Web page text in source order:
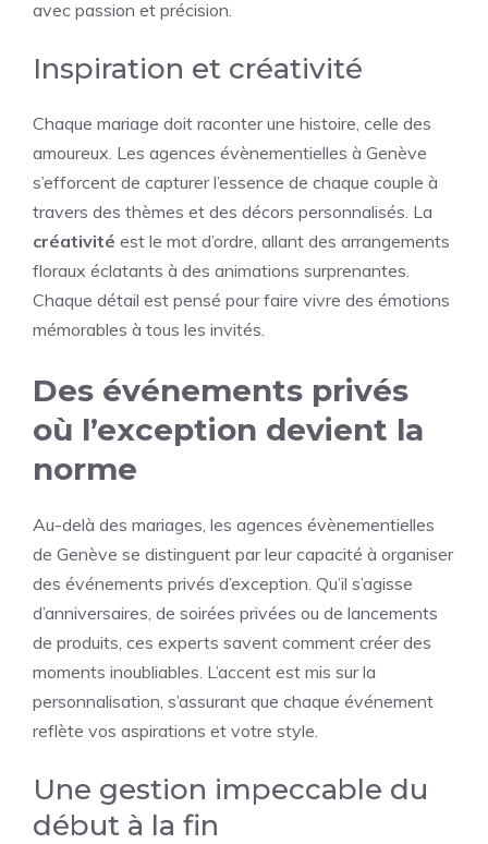
avec passion et précision.
Inspiration et créativité
Chaque mariage doit raconter une histoire, celle des
amoureux. Les agences évènementielles à Genève
s’efforcent de capturer l’essence de chaque couple à
travers des thèmes et des décors personnalisés. La
créativité est le mot d’ordre, allant des arrangements
floraux éclatants à des animations surprenantes.
Chaque détail est pensé pour faire vivre des émotions
mémorables à tous les invités.
Des événements privés
où l’exception devient la
norme
Au-delà des mariages, les agences évènementielles
de Genève se distinguent par leur capacité à organiser
des événements privés d’exception. Qu’il s’agisse
d’anniversaires, de soirées privées ou de lancements
de produits, ces experts savent comment créer des
moments inoubliables. L’accent est mis sur la
personnalisation, s’assurant que chaque événement
reflète vos aspirations et votre style.
Une gestion impeccable du
début à la fin